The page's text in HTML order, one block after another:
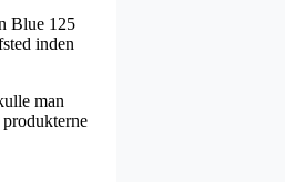
Blue 125
inden
man